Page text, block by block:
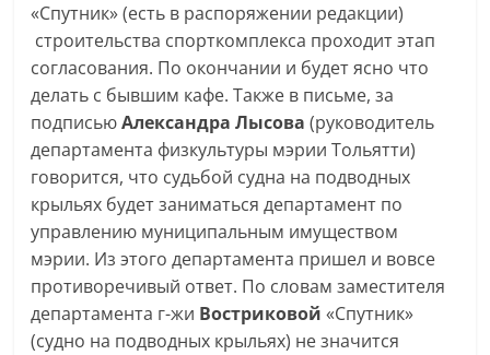
«Спутник» (есть в распоряжении редакции)
строительства спорткомплекса проходит этап
согласования. По окончании и будет ясно что
делать с бывшим кафе. Также в письме, за
подписьюАлександра Лысова (руководитель
департамента физкультуры мэрии Тольятти)
говорится, что судьбой судна на подводных
крыльях будет заниматься департамент по
управлению муниципальным имуществом
мэрии. Из этого департамента пришел и вовсе
противоречивый ответ. По словам заместителя
департамента г-жи Востриковой «Спутник»
(судно на подводных крыльях) не значится